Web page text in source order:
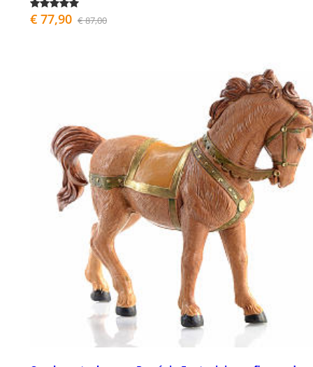
€ 77,90 € 87,00